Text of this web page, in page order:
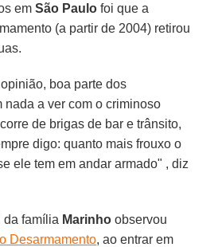
emSão Paulo foi que a
(a partir de 2004) retirou
boa parte dos
nada a ver com o criminoso
de brigas de bar e trânsito,
digo: quanto mais frouxo o
ele tem em andar armado" , diz
da família Marinho observou
Desarmamento, ao entrar em